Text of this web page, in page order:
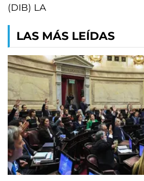
(DIB) LA
LAS MÁS LEÍDAS